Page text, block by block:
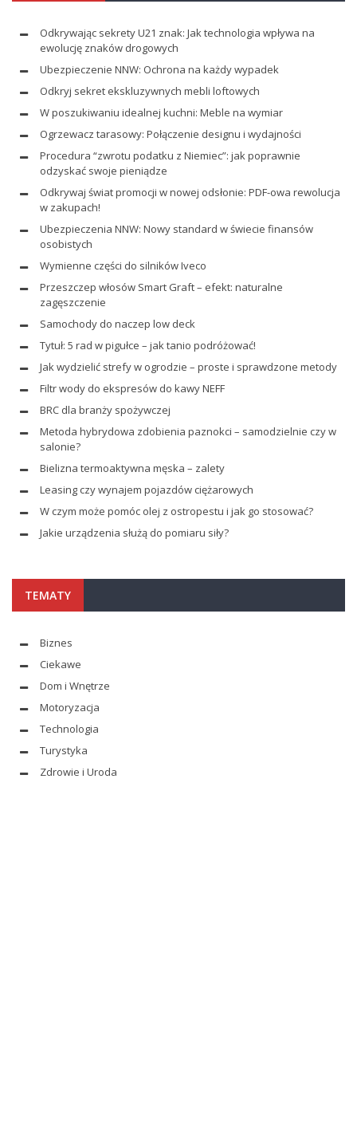
Odkrywając sekrety U21 znak: Jak technologia wpływa na
ewolucję znaków drogowych
Ubezpieczenie NNW: Ochrona na każdy wypadek
Odkryj sekret ekskluzywnych mebli loftowych
W poszukiwaniu idealnej kuchni: Meble na wymiar
Ogrzewacz tarasowy: Połączenie designu i wydajności
Procedura “zwrotu podatku z Niemiec”: jak poprawnie
odzyskać swoje pieniądze
Odkrywaj świat promocji w nowej odsłonie: PDF-owa rewolucja
w zakupach!
Ubezpieczenia NNW: Nowy standard w świecie finansów
osobistych
Wymienne części do silników Iveco
Przeszczep włosów Smart Graft – efekt: naturalne
zagęszczenie
Samochody do naczep low deck
Tytuł: 5 rad w pigułce – jak tanio podróżować!
Jak wydzielić strefy w ogrodzie – proste i sprawdzone metody
Filtr wody do ekspresów do kawy NEFF
BRC dla branży spożywczej
Metoda hybrydowa zdobienia paznokci – samodzielnie czy w
salonie?
Bielizna termoaktywna męska – zalety
Leasing czy wynajem pojazdów ciężarowych
W czym może pomóc olej z ostropestu i jak go stosować?
Jakie urządzenia służą do pomiaru siły?
TEMATY
Biznes
Ciekawe
Dom i Wnętrze
Motoryzacja
Technologia
Turystyka
Zdrowie i Uroda